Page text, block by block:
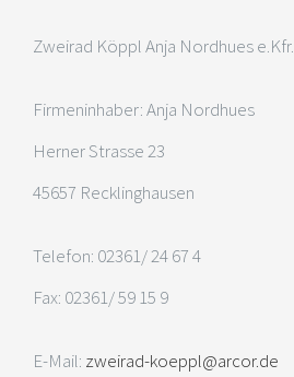
Zweirad Köppl Anja Nordhues e.Kfr.
Firmeninhaber: Anja Nordhues
Herner Strasse 23
45657 Recklinghausen
Telefon: 02361/ 24 67 4
Fax: 02361/ 59 15 9
E-Mail: zweirad-koeppl@arcor.de